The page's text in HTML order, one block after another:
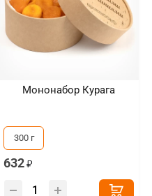
Мононабор Курага
300 г
632